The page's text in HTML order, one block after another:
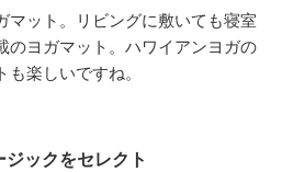
マット。リビングに敷いても寝室
のヨガマット。ハワイアンヨガの
楽しいですね。
ックをセレクト